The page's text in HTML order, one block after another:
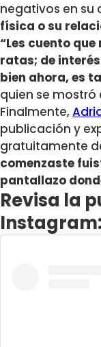
negativos en su
física o su
“Les cuento
ratas; de
bien ahora, es
quien se
Finalmente,
publicación y
gratuitamente
comenzaste
pantallazo
Revisa la
Instagram: